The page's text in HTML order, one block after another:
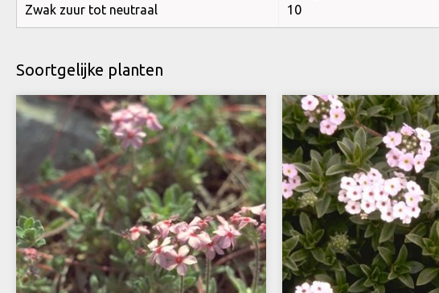
Zwak zuur tot neutraal
10
Soortgelijke planten